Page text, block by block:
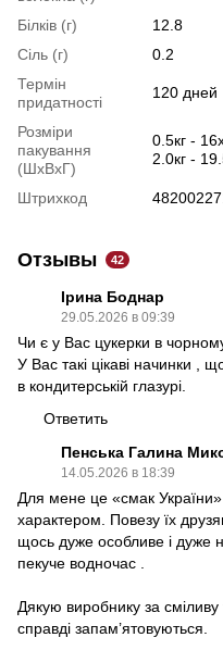
Білків (г)
12.8
Сіль (г)
0.2
Термін
придатності
120 дней
Розміри
пакування
(ШхВхГ)
0.5кг -
2.0кг -
Штрихкод
Отзывы 42
Ірина Боднар
29.05.2026 в 09:39
Чи є у Вас цукерки в
У Вас такі цікаві начинки ,
в кондитерській глазурі.
Ответить
Пенська Галина
14.05.2026 в 18:39
Для мене це «смак
характером. Повезу їх
щось дуже особливе і дуже
пекуче водночас .
Дякую виробнику за
справді запам’ятовуються.